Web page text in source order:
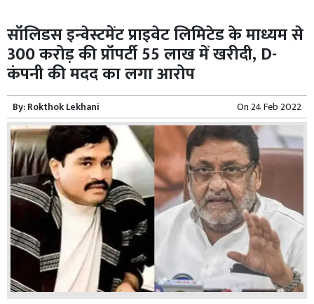
सॉलिडस इन्वेस्टमेंट प्राइवेट लिमिटेड के माध्यम से
300 करोड़ की प्रॉपर्टी 55 लाख में खरीदी, D-
कंपनी की मदद का लगा आरोप
By:Rokthok Lekhani On24 Feb 2022